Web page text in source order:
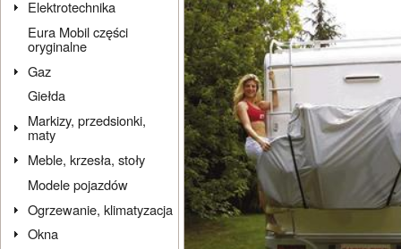
Elektrotechnika
Eura Mobil części
oryginalne
Gaz
Giełda
Markizy, przedsionki,
maty
Meble, krzesła, stoły
Modele pojazdów
Ogrzewanie, klimatyzacja
Okna